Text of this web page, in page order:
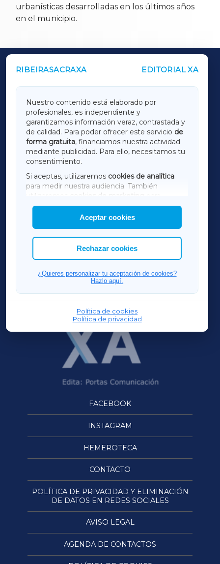
urbanísticas desarrolladas en los últimos años
en el municipio.
RIBEIRASACRAXA EDITORIAL XA
Nuestro contenido está elaborado por
profesionales, es independiente y
garantizamos información veraz, contrastada y
de calidad. Para poder ofrecer este servicio de
forma gratuita, financiamos nuestra actividad
mediante publicidad. Para ello, necesitamos tu
consentimiento.
Si aceptas, utilizaremos cookies de analítica
para medir nuestra audiencia. También
utilizaremos
cookies de marketing
mostrar publicidad de terceros.
Asimismo, puedes personalizar la elección de
las cookies que deseas permitir.
Aceptar cookies
Rechazar cookies
¿Quieres personalizar tu aceptación de cookies?
Hazlo aquí.
Política de cookies
Política de privacidad
OUTROS PERIÓDICOS
LUGOXA
TERRACHAXA
AMARIÑAXA
RIBEIRASACRAXA
ACORUÑAXA
FERROLXA
OURENSEXA
FACEBOOK
INSTAGRAM
HEMEROTECA
CONTACTO
POLÍTICA DE PRIVACIDAD Y ELIMINACIÓN
DE DATOS EN REDES SOCIALES
AVISO LEGAL
AGENDA DE CONTACTOS